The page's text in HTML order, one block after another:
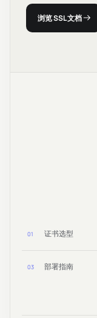
浏览 SSL 文档
01 证书选型
03 部署指南